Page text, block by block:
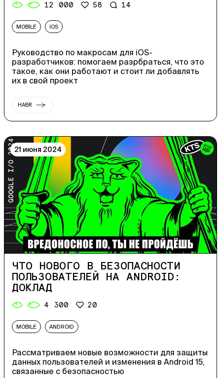
12 000 58 14
MOBILE IOS
Руководство по макросам для iOS-
разработчиков: помогаем разрбраться, что это
такое, как они работают и стоит ли добавлять
их в свой проект
HABR
21 июня 2024
ЧТО НОВОГО В БЕЗОПАСНОСТИ
ПОЛЬЗОВАТЕЛЕЙ НА ANDROID:
ДОКЛАД
4 300 20
MOBILE ANDROID
Рассматриваем новые возможности для защиты
данных пользователей и изменения в Android 15,
связанные с безопасностью